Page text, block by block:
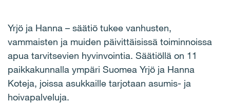
Yrjö ja Hanna – säätiö tukee vanhusten,
vammaisten ja muiden päivittäisissä toiminnoissa
apua tarvitsevien hyvinvointia. Säätiöllä on 11
paikkakunnalla ympäri Suomea Yrjö ja Hanna
Koteja, joissa asukkaille tarjotaan asumis- ja
hoivapalveluja.